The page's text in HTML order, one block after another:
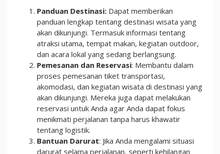
Panduan Destinasi: Dapat memberikan
panduan lengkap tentang destinasi wisata yang
akan dikunjungi. Termasuk informasi tentang
atraksi utama, tempat makan, kegiatan outdoor,
dan acara lokal yang sedang berlangsung.
Pemesanan dan Reservasi: Membantu dalam
proses pemesanan tiket transportasi,
akomodasi, dan kegiatan wisata di destinasi yang
akan dikunjungi. Mereka juga dapat melakukan
reservasi untuk Anda agar Anda dapat fokus
menikmati perjalanan tanpa harus khawatir
tentang logistik.
Bantuan Darurat: Jika Anda mengalami situasi
darurat selama perjalanan, seperti kehilangan